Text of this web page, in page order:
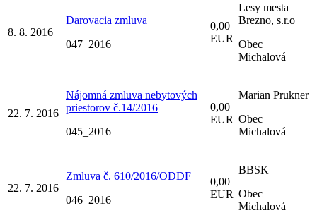
8. 8. 2016
Darovacia zmluva
047_2016
0,00
EUR
Lesy mesta
Brezno, s.r.o
Obec
Michalová
22. 7. 2016
Nájomná zmluva nebytových
priestorov č.14/2016
045_2016
0,00
EUR
Marian Prukner
Obec
Michalová
22. 7. 2016
Zmluva č. 610/2016/ODDF
046_2016
0,00
EUR
BBSK
Obec
Michalová